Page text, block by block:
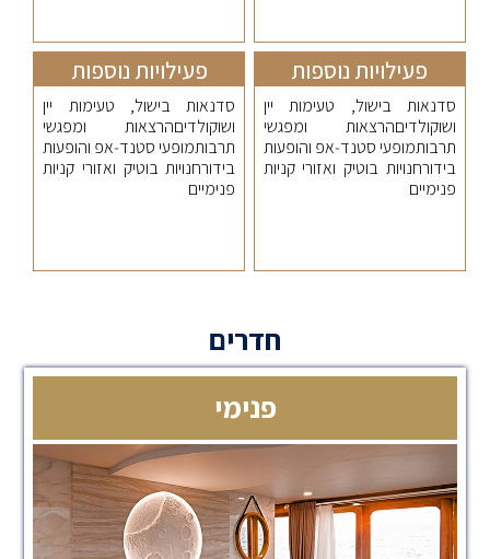
פעילויות נוספות
סדנאות בישול, טעימות יין
ושוקולדיםהרצאות ומפגשי
תרבותמופעי סטנד‑אפ והופעות
בידורחנויות בוטיק ואזורי קניות
פנימיים
פעילויות נוספות
סדנאות בישול, טעימות יין
ושוקולדיםהרצאות ומפגשי
תרבותמופעי סטנד‑אפ והופעות
בידורחנויות בוטיק ואזורי קניות
פנימיים
חדרים
פנימי